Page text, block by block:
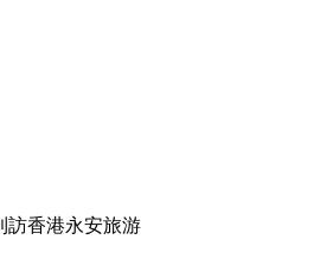
香港永安旅游